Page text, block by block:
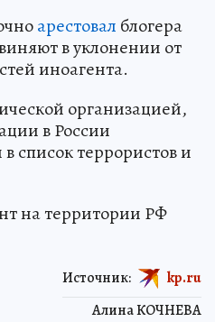
арестовал блогера
в уклонении от
иноагента.
организацией,
в России
список террористов и
на территории РФ
Алина КОЧНЕВА
Источник: kp.ru